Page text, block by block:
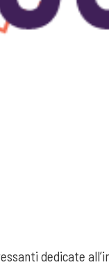
dedicate